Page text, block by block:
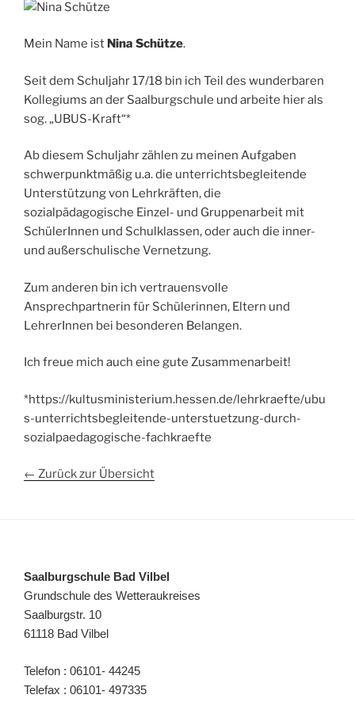
Mein Name ist Nina Schütze.
Seit dem Schuljahr 17/18 bin ich Teil des wunderbaren
Kollegiums an der Saalburgschule und arbeite hier als
sog. „UBUS-Kraft“*
Ab diesem Schuljahr zählen zu meinen Aufgaben
schwerpunktmäßig u.a. die unterrichtsbegleitende
Unterstützung von Lehrkräften, die
sozialpädagogische Einzel- und Gruppenarbeit mit
SchülerInnen und Schulklassen, oder auch die inner-
und außerschulische Vernetzung.
Zum anderen bin ich vertrauensvolle
Ansprechpartnerin für Schülerinnen, Eltern und
LehrerInnen bei besonderen Belangen.
Ich freue mich auch eine gute Zusammenarbeit!
*https://kultusministerium.hessen.de/lehrkraefte/ubu
s-unterrichtsbegleitende-unterstuetzung-durch-
sozialpaedagogische-fachkraefte
← Zurück zur Übersicht
Saalburgschule Bad Vilbel
Grundschule des Wetteraukreises
Saalburgstr. 10
61118 Bad Vilbel
Telefon : 06101- 44245
Telefax : 06101- 497335